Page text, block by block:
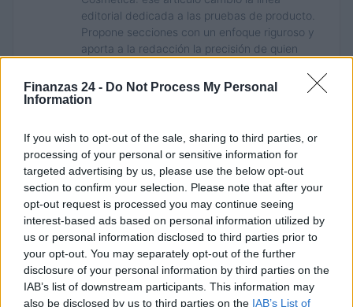
Finanzas 24 - Do Not Process My Personal
Information
If you wish to opt-out of the sale, sharing to third parties, or
processing of your personal or sensitive information for
targeted advertising by us, please use the below opt-out
section to confirm your selection. Please note that after your
opt-out request is processed you may continue seeing
interest-based ads based on personal information utilized by
us or personal information disclosed to third parties prior to
your opt-out. You may separately opt-out of the further
disclosure of your personal information by third parties on the
IAB’s list of downstream participants. This information may
also be disclosed by us to third parties on the IAB’s List of
editorial dedicada a las pruebas de producto.
Propone secciones con un enfoque riguroso y
aporta a la redacción la precisión de quien